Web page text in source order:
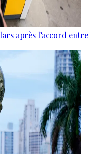
après l’accord entre